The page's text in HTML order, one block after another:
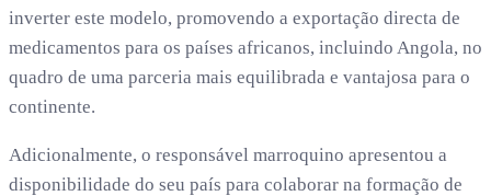
inverter este modelo, promovendo a exportação directa de
medicamentos para os países africanos, incluindo Angola, no
quadro de uma parceria mais equilibrada e vantajosa para o
continente.
Adicionalmente, o responsável marroquino apresentou a
disponibilidade do seu país para colaborar na formação de